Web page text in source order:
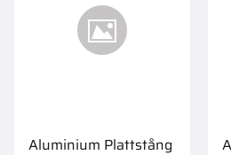
Aluminium Plattstång